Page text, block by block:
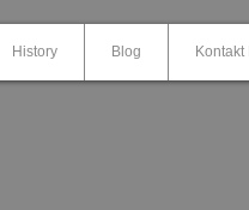
History Blog Kontakt